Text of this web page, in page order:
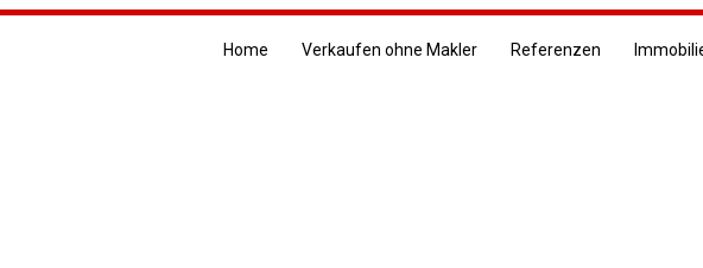
Home Verkaufen ohne Makler Referenzen